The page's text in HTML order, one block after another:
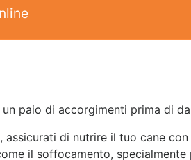
paio di accorgimenti prima di
di nutrire il tuo cane
il soffocamento,